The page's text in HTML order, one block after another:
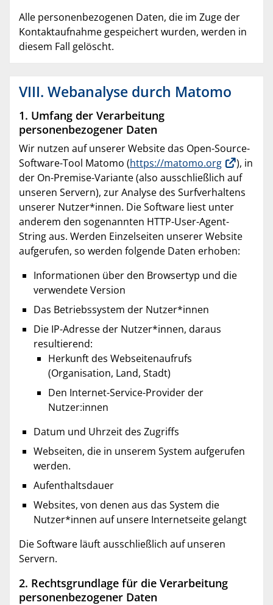
Alle personenbezogenen Daten, die im Zuge der
Kontaktaufnahme gespeichert wurden, werden in
diesem Fall gelöscht.
VIII. Webanalyse durch Matomo
1. Umfang der Verarbeitung
personenbezogener Daten
Wir nutzen auf unserer Website das Open-Source-
Software-Tool Matomo (https://matomo.org
), in
der On-Premise-Variante (also ausschließlich auf
unseren Servern), zur Analyse des Surfverhaltens
unserer Nutzer*innen. Die Software liest unter
anderem den sogenannten HTTP-User-Agent-
String aus. Werden Einzelseiten unserer Website
aufgerufen, so werden folgende Daten erhoben:
Informationen über den Browsertyp und die
verwendete Version
Das Betriebssystem der Nutzer*innen
Die IP-Adresse der Nutzer*innen, daraus
resultierend:
Herkunft des Webseitenaufrufs
(Organisation, Land, Stadt)
Den Internet-Service-Provider der
Nutzer:innen
Datum und Uhrzeit des Zugriffs
Webseiten, die in unserem System aufgerufen
werden.
Aufenthaltsdauer
Websites, von denen aus das System die
Nutzer*innen auf unsere Internetseite gelangt
Die Software läuft ausschließlich auf unseren
Servern.
2. Rechtsgrundlage für die Verarbeitung
personenbezogener Daten